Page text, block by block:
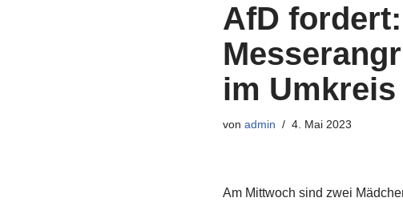
AfD
im
von admin 4. Mai 2023
Am Mittwoch sind zwei